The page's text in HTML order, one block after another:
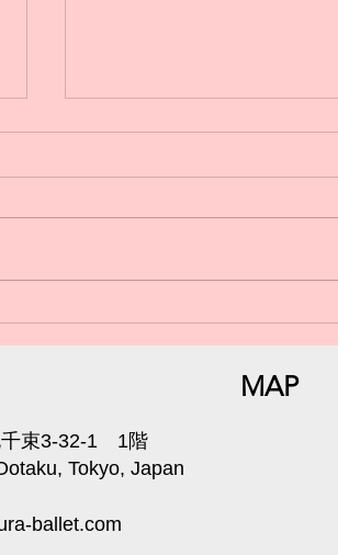
付中💁‍♀️
千束3-32-1 1階
Tokyo, Japan
ballet.com
MAP